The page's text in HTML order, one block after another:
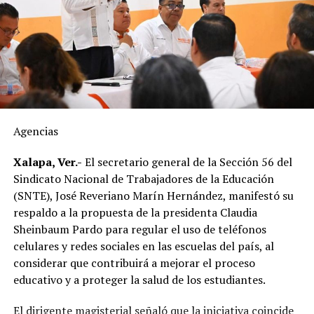
bodegas y posteriormente distribuido hacia estados
como Veracruz, por lo que el tiempo de traslado puede
influir en sus condiciones de conservación si no se
mantiene la temperatura adecuada.
El dirigente sostuvo que México cuenta con la capacidad
suficiente para abastecer la demanda nacional, por lo
que consideró innecesaria la importación de este
En ese sentido, exhortó a la población a revisar el origen
del huevo antes de comprarlo y dar preferencia al
producto nacional, al asegurar que ofrece mayor
frescura y calidad, además de respaldar la economía de
miles de familias dedicadas a la actividad avícola.
Finalmente, destacó que entre Veracruz y Puebla
operan ocho empresas productoras con más de 350
granjas avícolas, las cuales representan una importante
Agencias
Xalapa, Ver.- El secretario general de la Sección 56 del
Sindicato Nacional de Trabajadores de la Educación
(SNTE), José Reveriano Marín Hernández, manifestó su
respaldo a la propuesta de la presidenta Claudia
Sheinbaum Pardo para regular el uso de teléfonos
celulares y redes sociales en las escuelas del país, al
considerar que contribuirá a mejorar el proceso
educativo y a proteger la salud de los estudiantes.
El dirigente magisterial señaló que la iniciativa coincide